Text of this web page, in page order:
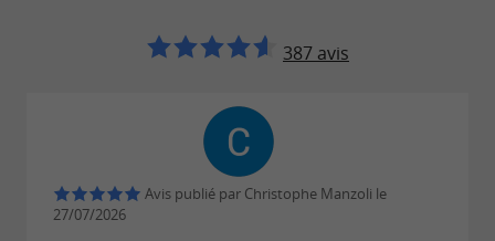
387 avis
Avis publié par Christophe Manzoli le
27/07/2026